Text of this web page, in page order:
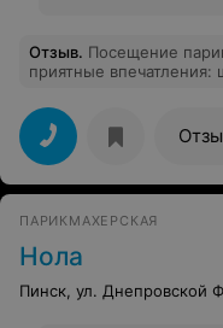
Отзыв. Посещение
приятные впечатления:
проконсультирует по
рекомендую посещение
вашего
внешности. Лично я
то стрижка, покраска либо маникюр! Теперь я Ваша
ПАРИКМАХЕРСКАЯ
Нола
Пинск, ул. Днепровской